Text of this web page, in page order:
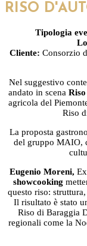
RISO
Tipologia
Cliente: Consorzio
Nel suggestivo
andato in scena
agricola del
Riso
La proposta
del gruppo MAIO,
Eugenio Moreni,
showcooking
questo riso:
Il risultato è stato
Riso di Baraggia
regionali come la